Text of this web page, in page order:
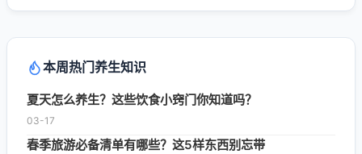
本周热门养生知识
夏天怎么养生？这些饮食小窍门你知道吗？
03-17
春季旅游必备清单有哪些？这5样东西别忘带